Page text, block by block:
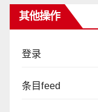
其他操作
登录
条目feed